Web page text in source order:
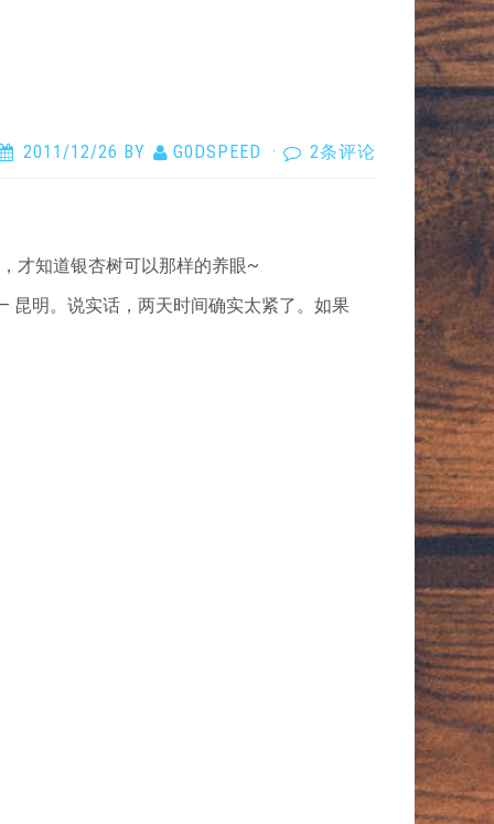
2011/12/26 BY G0DSPEED · 2条评论
才知道银杏树可以那样的养眼~
昆明。说实话，两天时间确实太紧了。如果